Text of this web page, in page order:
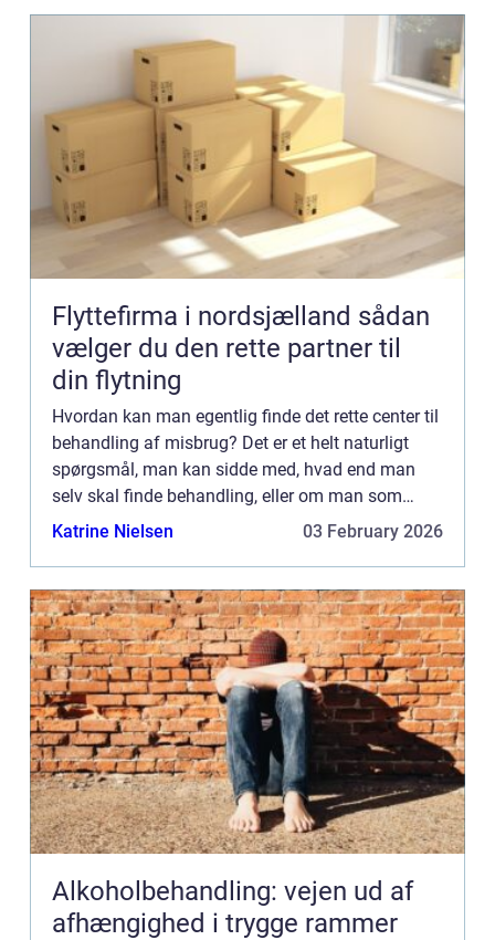
Flyttefirma i nordsjælland sådan
vælger du den rette partner til
din flytning
Hvordan kan man egentlig finde det rette center til
behandling af misbrug? Det er et helt naturligt
spørgsmål, man kan sidde med, hvad end man
selv skal finde behandling, eller om man som
pårørende skal finde et sted. For at hjælpe dig
Katrine Nielsen 03 February 2026
Alkoholbehandling: vejen ud af
afhængighed i trygge rammer